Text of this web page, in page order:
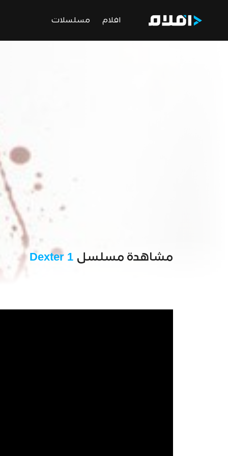
افلام مسلسلات
مشاهدة مسلسل Dexter 1